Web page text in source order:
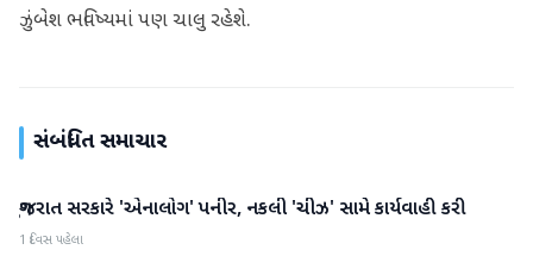
ઝુંબેશ ભવિષ્યમાં પણ ચાલુ રહેશે.
સંબંધિત સમાચાર
ગુજરાત ગુજરાત સરકારે 'એનાલોગ' પનીર, નકલી 'ચીઝ' સામે કાર્યવાહી કરી
1 દિવસ પહેલા